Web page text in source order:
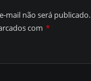
mail não será publicado.
com *